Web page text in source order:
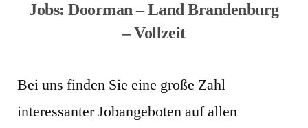
Jobs: Doorman – Land Brandenburg
– Vollzeit
Bei uns finden Sie eine große Zahl
interessanter Jobangeboten auf allen